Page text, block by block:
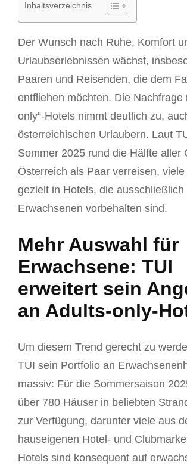
Inhaltsverzeichnis
Der Wunsch nach Ruhe, Komfort
Urlaubserlebnissen wächst,
Paaren und Reisenden, die dem
entfliehen möchten. Die Nachfrage
only“-Hotels nimmt deutlich zu,
österreichischen Urlaubern. Laut
Sommer 2025 rund die Hälfte aller
Österreich als Paar verreisen, viele
gezielt in Hotels, die ausschließlich
Erwachsenen vorbehalten sind.
Mehr Auswahl für
Erwachsene: TUI
erweitert sein
an Adults-only-
Um diesem Trend gerecht zu
TUI sein Portfolio an
massiv: Für die Sommersaison
über 780 Häuser in beliebten
zur Verfügung, darunter viele aus
hauseigenen Hotel- und
Hotels sind konsequent auf